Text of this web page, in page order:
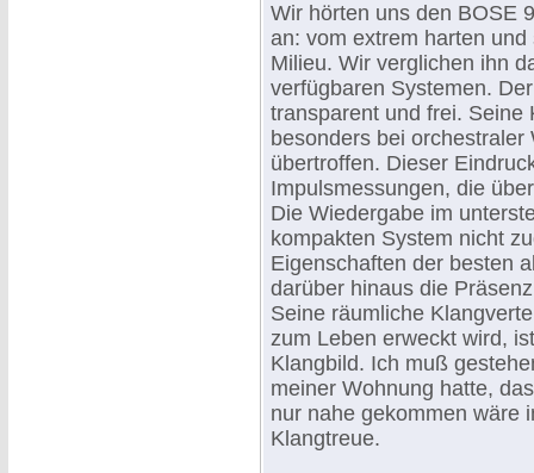
Wir hörten uns den BOSE
an: vom extrem harten
Milieu. Wir verglichen ihn
verfügbaren Systemen.
transparent und frei. Seine
besonders bei
übertroffen. Dieser
Impulsmessungen, die
Die Wiedergabe im
kompakten System nicht
Eigenschaften der besten
darüber hinaus die
Seine räumliche
zum Leben erweckt wird,
Klangbild. Ich muß
meiner Wohnung hatte,
nur nahe gekommen wäre
Klangtreue.